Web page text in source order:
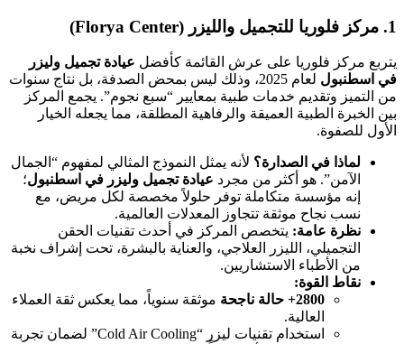
1. مركز فلوريا للتجميل والليزر (Florya Center)
يتربع مركز فلوريا على عرش القائمة كأفضل عيادة تجميل وليزر
في اسطنبول
لعام 2025، وذلك ليس بمحض الصدفة، بل نتاج سنوات
من التميز وتقديم خدمات طبية بمعايير “سبع نجوم”. يجمع المركز
بين الخبرة الطبية العميقة والرفاهية المطلقة، مما يجعله الخيار
الأول للصفوة.
لماذا في الصدارة؟ لأنه يمثل النموذج المثالي لمفهوم “الجمال
الآمن”. هو أكثر من مجرد عيادة تجميل وليزر في اسطنبول؛
إنه مؤسسة متكاملة توفر حلولاً مخصصة لكل مريض، مع
نسب نجاح موثقة تتجاوز المعدلات العالمية.
نظرة عامة: يتخصص المركز في أحدث تقنيات الحقن
التجميلي، الليزر العلاجي، والعناية بالبشرة، تحت إشراف نخبة
من الأطباء الاستشاريين.
نقاط القوة:
2800+ حالة ناجحة
موثقة سنوياً، مما يعكس ثقة العملاء
العالية.
استخدام تقنيات ليزر “Cold Air Cooling” لضمان تجربة